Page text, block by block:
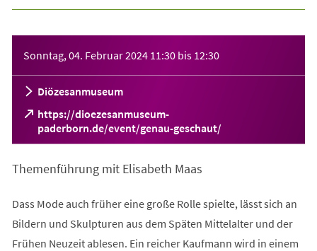
Sonntag, 04. Februar 2024 11:30 bis 12:30
Diözesanmuseum
https://dioezesanmuseum-
paderborn.de/event/genau-geschaut/
(Öffnet
in
neuen
Themenführung mit Elisabeth Maas
Dass Mode auch früher eine große Rolle spielte, lässt sich an
Bildern und Skulpturen aus dem Späten Mittelalter und der
Frühen Neuzeit ablesen. Ein reicher Kaufmann wird in einem